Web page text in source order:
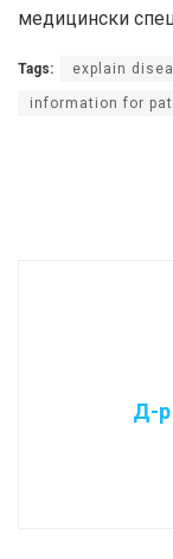
медицински
Tags: explain
information for
Д-р